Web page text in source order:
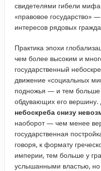
свидетелями гибели мифа
«правовое государство»
интересов рядовых
Практика эпохи
чем более высоким и
государственный
движение «социальных
подножья — и тем больше
обдувающих его вершину.
небоскреба снизу
наоборот — чем менее
государственная
говоря, к формату
империи, тем больше у
услышанными властью, но